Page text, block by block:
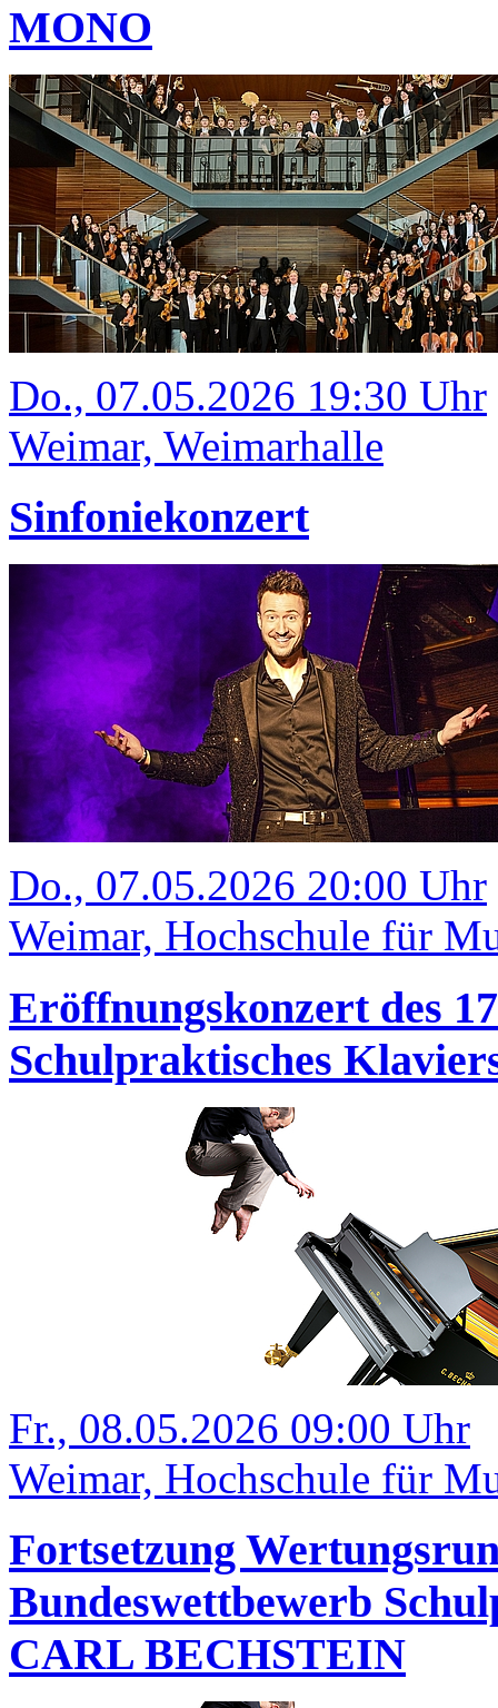
MONO
Do., 07.05.2026 19:30 Uhr
Weimar, Weimarhalle
Sinfoniekonzert
Do., 07.05.2026 20:00 Uhr
Weimar, Hochschule für
Eröffnungskonzert des
Schulpraktisches
Fr., 08.05.2026 09:00 Uhr
Weimar, Hochschule für
Fortsetzung
Bundeswettbewerb
CARL BECHSTEIN